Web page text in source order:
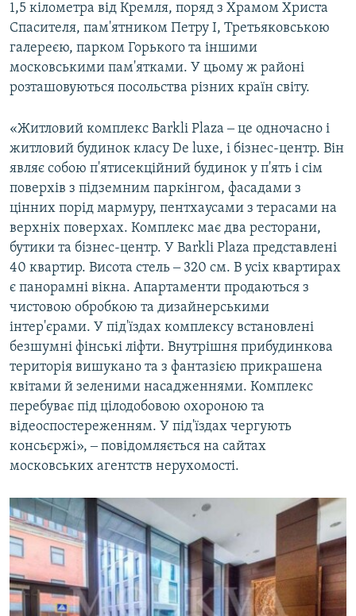
1,5 кілометра від Кремля, поряд з Храмом Христа
Спасителя, пам'ятником Петру I, Третьяковською
галереєю, парком Горького та іншими
московськими пам'ятками. У цьому ж районі
розташовуються посольства різних країн світу.
«Житловий комплекс Barkli Plaza ‒ це одночасно і
житловий будинок класу De luxe, і бізнес-центр. Він
являє собою п'ятисекційний будинок у п'ять і сім
поверхів з підземним паркінгом, фасадами з
цінних порід мармуру, пентхаусами з терасами на
верхніх поверхах. Комплекс має два ресторани,
бутики та бізнес-центр. У Barkli Plaza представлені
40 квартир. Висота стель ‒ 320 см. В усіх квартирах
є панорамні вікна. Апартаменти продаються з
чистовою обробкою та дизайнерськими
інтер'єрами. У під'їздах комплексу встановлені
безшумні фінські ліфти. Внутрішня прибудинкова
територія вишукано та з фантазією прикрашена
квітами й зеленими насадженнями. Комплекс
перебуває під цілодобовою охороною та
відеоспостереженням. У під'їздах чергують
консьєржі», ‒ повідомляється на сайтах
московських агентств нерухомості.